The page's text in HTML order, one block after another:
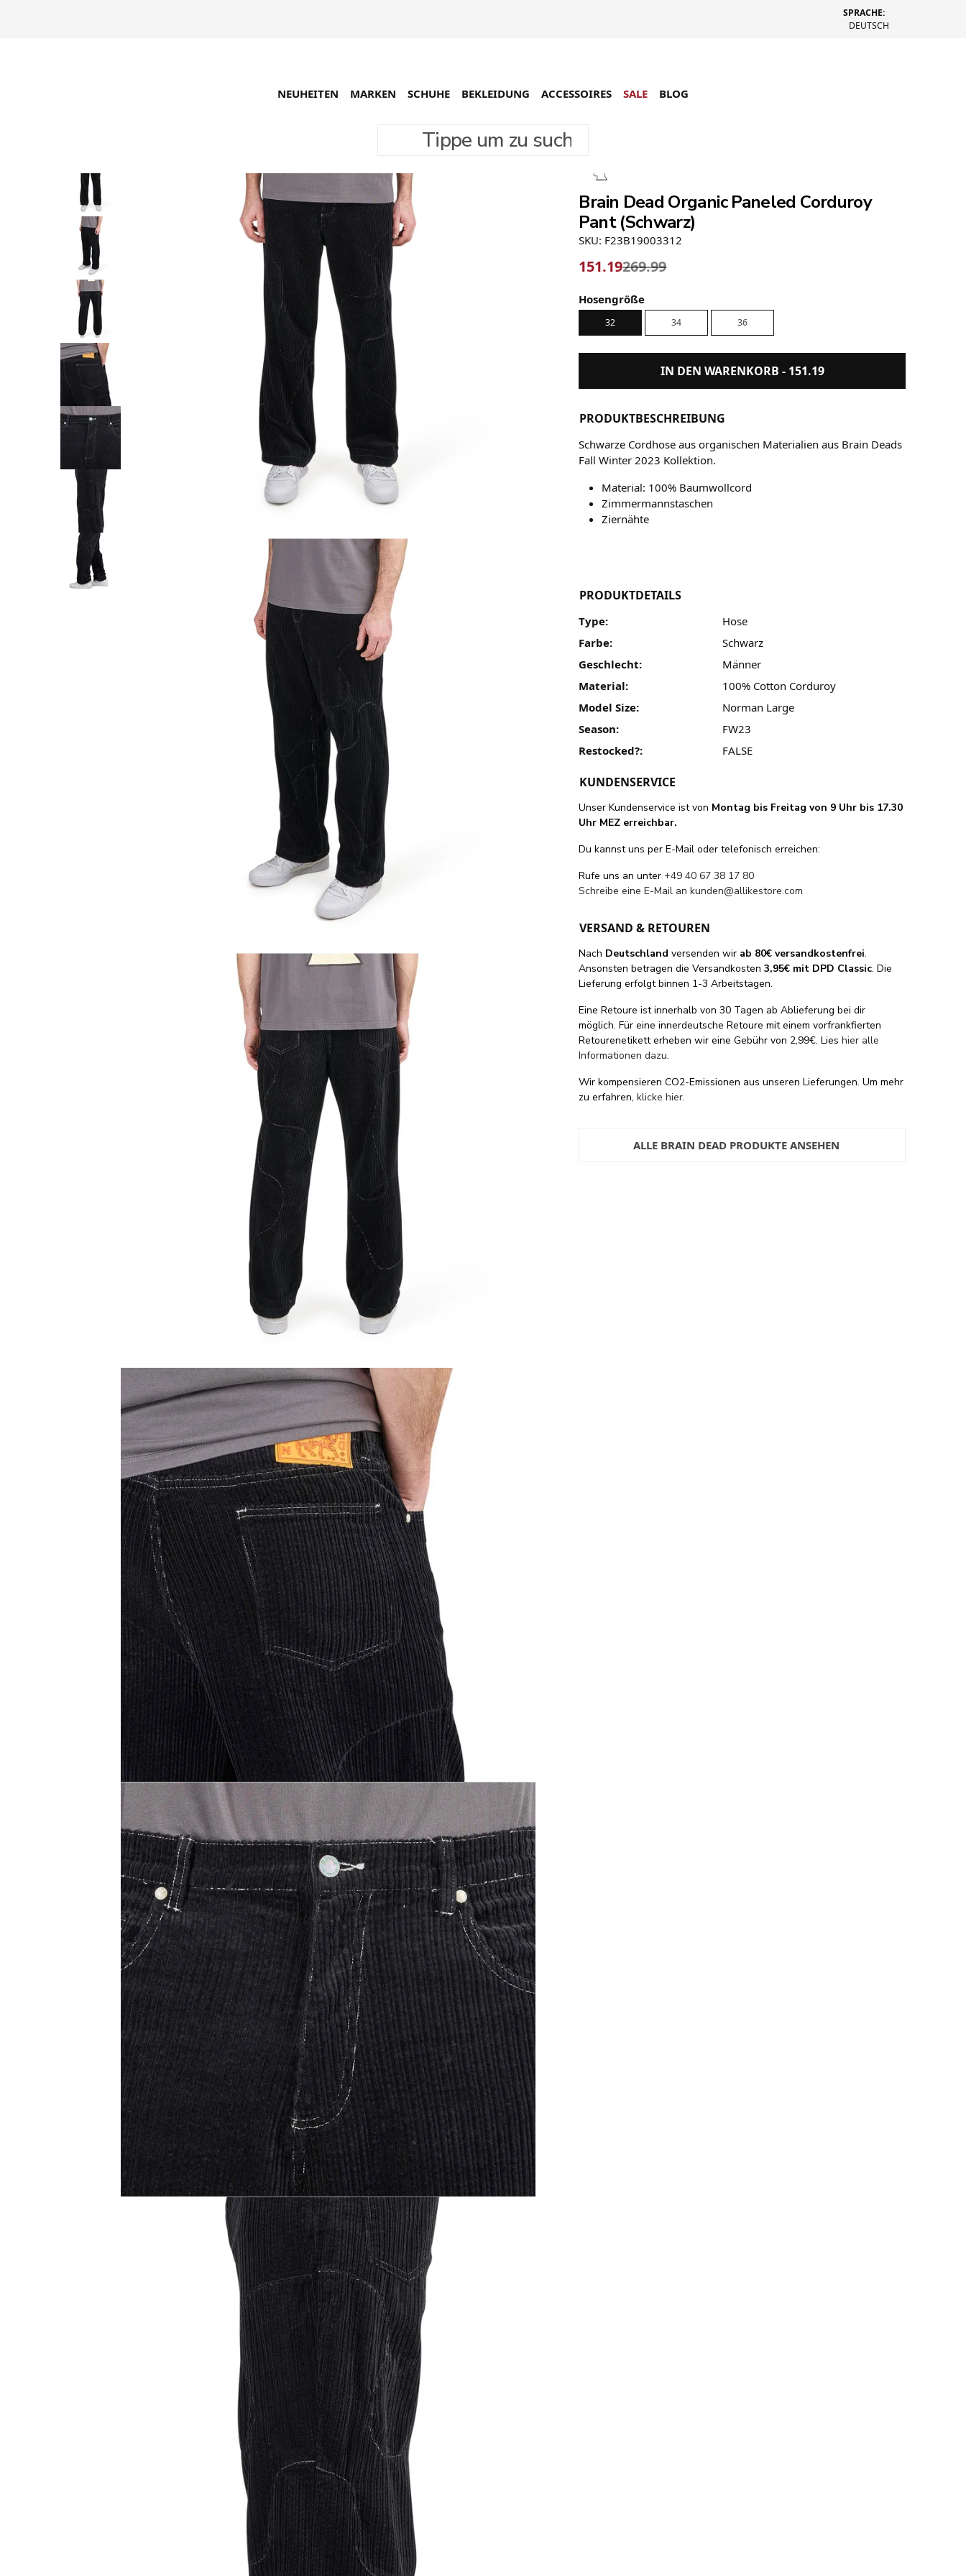
SPRACHE:
DEUTSCH
Tippe um zu suchen
NEUHEITEN MARKEN SCHUHE BEKLEIDUNG ACCESSOIRES SALE BLOG
Brain Dead Organic Paneled Corduroy
Pant (Schwarz)
SKU: F23B19003312
151.19269.99
Hosengröße
32 34 36
IN DEN WARENKORB - 151.19
PRODUKTBESCHREIBUNG
Schwarze Cordhose aus organischen Materialien aus Brain Deads
Fall Winter 2023 Kollektion.
Material: 100% Baumwollcord
Zimmermannstaschen
Ziernähte
PRODUKTDETAILS
Type:
Hose
Farbe:
Schwarz
Geschlecht:
Männer
Material:
100% Cotton Corduroy
Model Size:
Norman Large
Season:
FW23
Restocked?:
FALSE
KUNDENSERVICE
Unser Kundenservice ist von Montag bis Freitag von 9 Uhr bis 17.30
Uhr MEZ erreichbar.
Du kannst uns per E-Mail oder telefonisch erreichen:
Rufe uns an unter+49 40 67 38 17 80
Schreibe eine E-Mail ankunden@allikestore.com
VERSAND & RETOUREN
Nach Deutschland versenden wir ab 80€ versandkostenfrei.
Ansonsten betragen die Versandkosten3,95€ mit DPD Classic. Die
Lieferung erfolgt binnen 1-3 Arbeitstagen.
Eine Retoure ist innerhalb von 30 Tagen ab Ablieferung bei dir
möglich. Für eine innerdeutsche Retoure mit einem vorfrankfierten
Retourenetikett erheben wir eine Gebühr von 2,99€. Lieshier alle
Informationen dazu.
Wir kompensieren CO2-Emissionen aus unseren Lieferungen. Um mehr
zu erfahren,klicke hier.
ALLE BRAIN DEAD PRODUKTE ANSEHEN